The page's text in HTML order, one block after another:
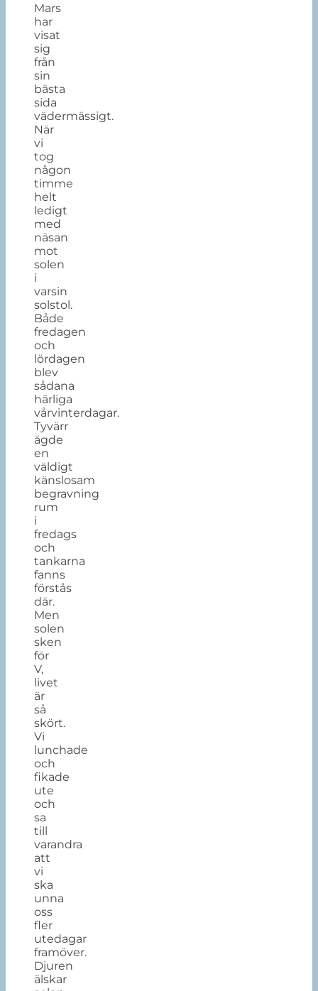
Mars
har
visat
sig
från
sin
bästa
sida
vädermässigt.
När
vi
tog
någon
timme
helt
ledigt
med
näsan
mot
solen
i
varsin
solstol.
Både
fredagen
och
lördagen
blev
sådana
härliga
vårvinterdagar.
Tyvärr
ägde
en
väldigt
känslosam
begravning
rum
i
fredags
och
tankarna
fanns
förstås
där.
Men
solen
sken
för
V,
livet
är
så
skört.
Vi
lunchade
och
fikade
ute
och
sa
till
varandra
att
vi
ska
unna
oss
fler
utedagar
framöver.
Djuren
älskar